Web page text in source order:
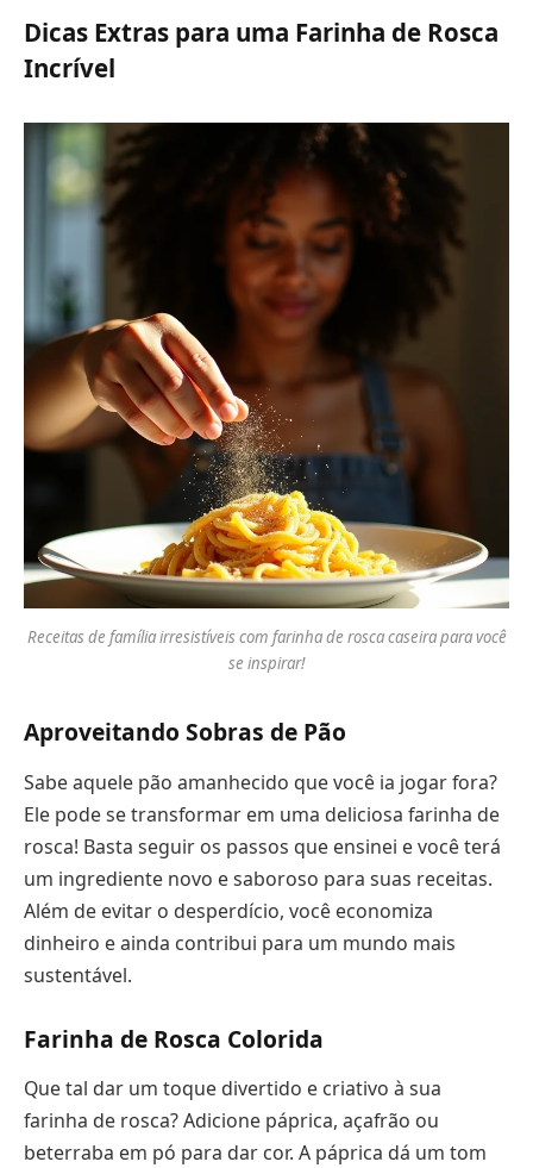
Dicas Extras para uma Farinha de Rosca
Incrível
Receitas de família irresistíveis com farinha de rosca caseira para você
se inspirar!
Aproveitando Sobras de Pão
Sabe aquele pão amanhecido que você ia jogar fora?
Ele pode se transformar em uma deliciosa farinha de
rosca! Basta seguir os passos que ensinei e você terá
um ingrediente novo e saboroso para suas receitas.
Além de evitar o desperdício, você economiza
dinheiro e ainda contribui para um mundo mais
sustentável.
Farinha de Rosca Colorida
Que tal dar um toque divertido e criativo à sua
farinha de rosca? Adicione páprica, açafrão ou
beterraba em pó para dar cor. A páprica dá um tom